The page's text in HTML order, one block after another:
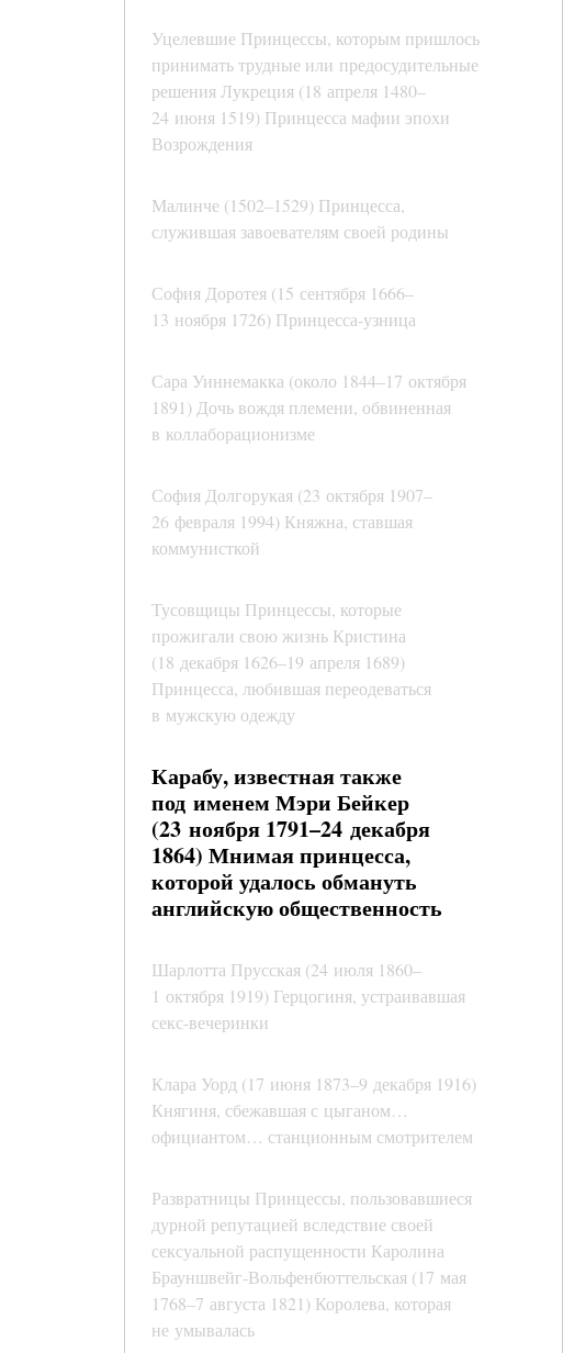
Уцелевшие Принцессы, которым пришлось
принимать трудные или предосудительные
решения Лукреция (18 апреля 1480–
24 июня 1519) Принцесса мафии эпохи
Возрождения
Малинче (1502–1529) Принцесса,
служившая завоевателям своей родины
София Доротея (15 сентября 1666–
13 ноября 1726) Принцесса-узница
Сара Уиннемакка (около 1844–17 октября
1891) Дочь вождя племени, обвиненная
в коллаборационизме
София Долгорукая (23 октября 1907–
26 февраля 1994) Княжна, ставшая
коммунисткой
Тусовщицы Принцессы, которые
прожигали свою жизнь Кристина
(18 декабря 1626–19 апреля 1689)
Принцесса, любившая переодеваться
в мужскую одежду
Карабу, известная также
под именем Мэри Бейкер
(23 ноября 1791–24 декабря
1864) Мнимая принцесса,
которой удалось обмануть
английскую общественность
Шарлотта Прусская (24 июля 1860–
1 октября 1919) Герцогиня, устраивавшая
секс-вечеринки
Клара Уорд (17 июня 1873–9 декабря 1916)
Княгиня, сбежавшая с цыганом…
официантом… станционным смотрителем
Развратницы Принцессы, пользовавшиеся
дурной репутацией вследствие своей
сексуальной распущенности Каролина
Брауншвейг-Вольфенбюттельская (17 мая
1768–7 августа 1821) Королева, которая
не умывалась